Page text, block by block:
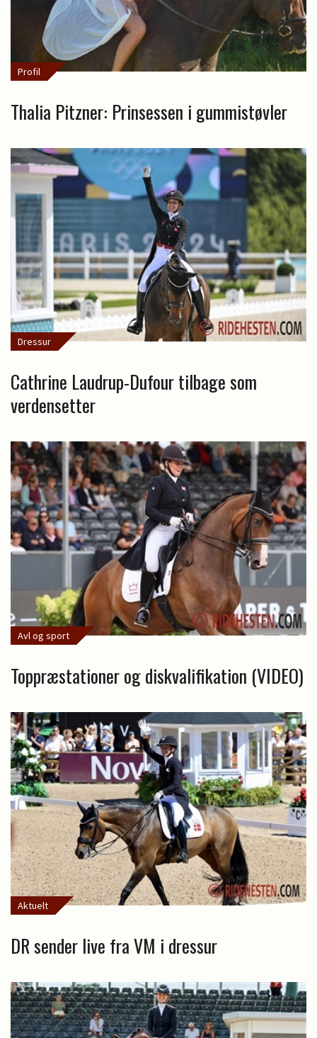
Profil
Thalia Pitzner: Prinsessen i gummistøvler
Dressur
Cathrine Laudrup-Dufour tilbage som
verdensetter
Avl og sport
Toppræstationer og diskvalifikation (VIDEO)
Aktuelt
DR sender live fra VM i dressur